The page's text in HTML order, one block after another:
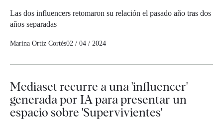
Las dos influencers retomaron su relación el pasado año tras dos
años separadas
Marina Ortiz Cortés02 / 04 / 2024
Mediaset recurre a una 'influencer'
generada por IA para presentar un
espacio sobre 'Supervivientes'